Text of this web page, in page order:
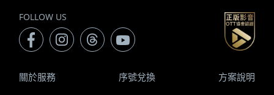
FOLLOW US
關於服務 序號兌換 方案說明